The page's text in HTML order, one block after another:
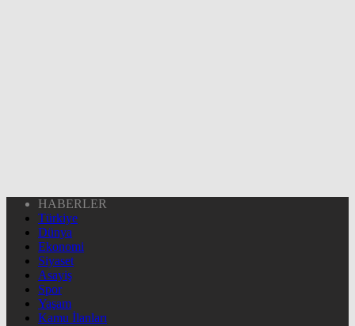
HABERLER
Türkiye
Dünya
Ekonomi
Siyaset
Asayiş
Spor
Yaşam
Kamu İlanları